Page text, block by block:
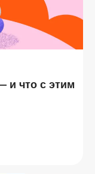
и что с этим